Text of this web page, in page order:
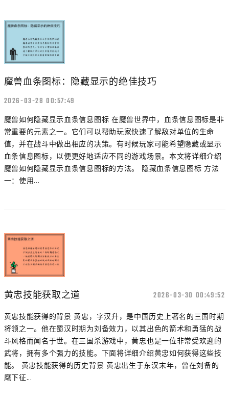
魔兽血条图标：隐藏显示的绝佳技巧
2026-03-28 00:57:49
魔兽如何隐藏显示血条信息图标 在魔兽世界中，血条信息图标是非
常重要的元素之一。它们可以帮助玩家快速了解敌对单位的生命
值，并在战斗中做出相应的决策。有时候玩家可能希望隐藏或显示
血条信息图标，以便更好地适应不同的游戏场景。本文将详细介绍
魔兽如何隐藏显示血条信息图标的方法。 隐藏血条信息图标 方法
一：使用...
黄忠技能获取之道 2026-03-30 00:49:52
黄忠技能获得的背景 黄忠，字汉升，是中国历史上著名的三国时期
将领之一。他在蜀汉时期为刘备效力，以其出色的箭术和勇猛的战
斗风格而闻名于世。在三国杀游戏中，黄忠也是一位非常受欢迎的
武将，拥有多个强力的技能。下面将详细介绍黄忠如何获得这些技
能。 黄忠技能获得的历史背景 黄忠出生于东汉末年，曾在刘备的
麾下征...